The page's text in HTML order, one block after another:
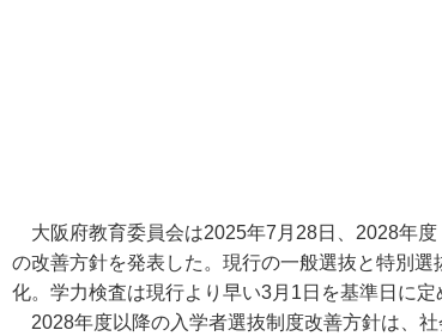
大阪府教育委員会は2025年7月28日、2028年
の改善方針を発表した。現行の一般選抜と特別
化。学力検査は現行より早い3月1日を基準日に定
2028年度以降の入学者選抜制度改善方針は、